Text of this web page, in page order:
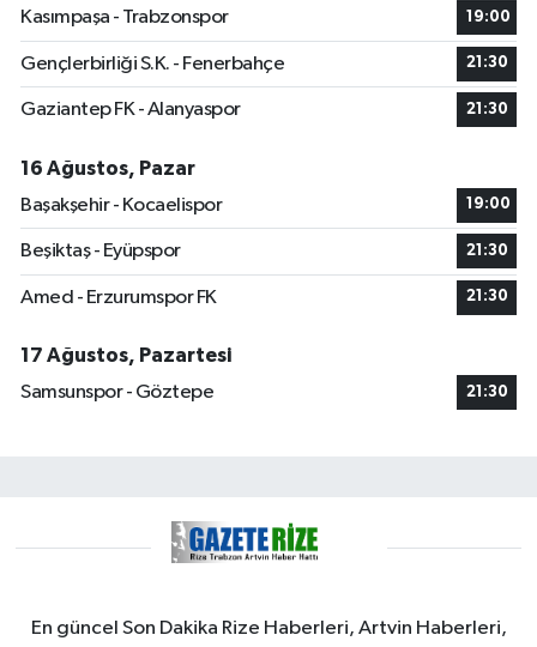
Kasımpaşa - Trabzonspor 19:00
Gençlerbirliği S.K. - Fenerbahçe 21:30
Gaziantep FK - Alanyaspor 21:30
16 Ağustos, Pazar
Başakşehir - Kocaelispor
19:00
Beşiktaş - Eyüpspor 21:30
Amed - Erzurumspor FK 21:30
17 Ağustos, Pazartesi
Samsunspor - Göztepe
21:30
En güncel Son Dakika Rize Haberleri, Artvin Haberleri,